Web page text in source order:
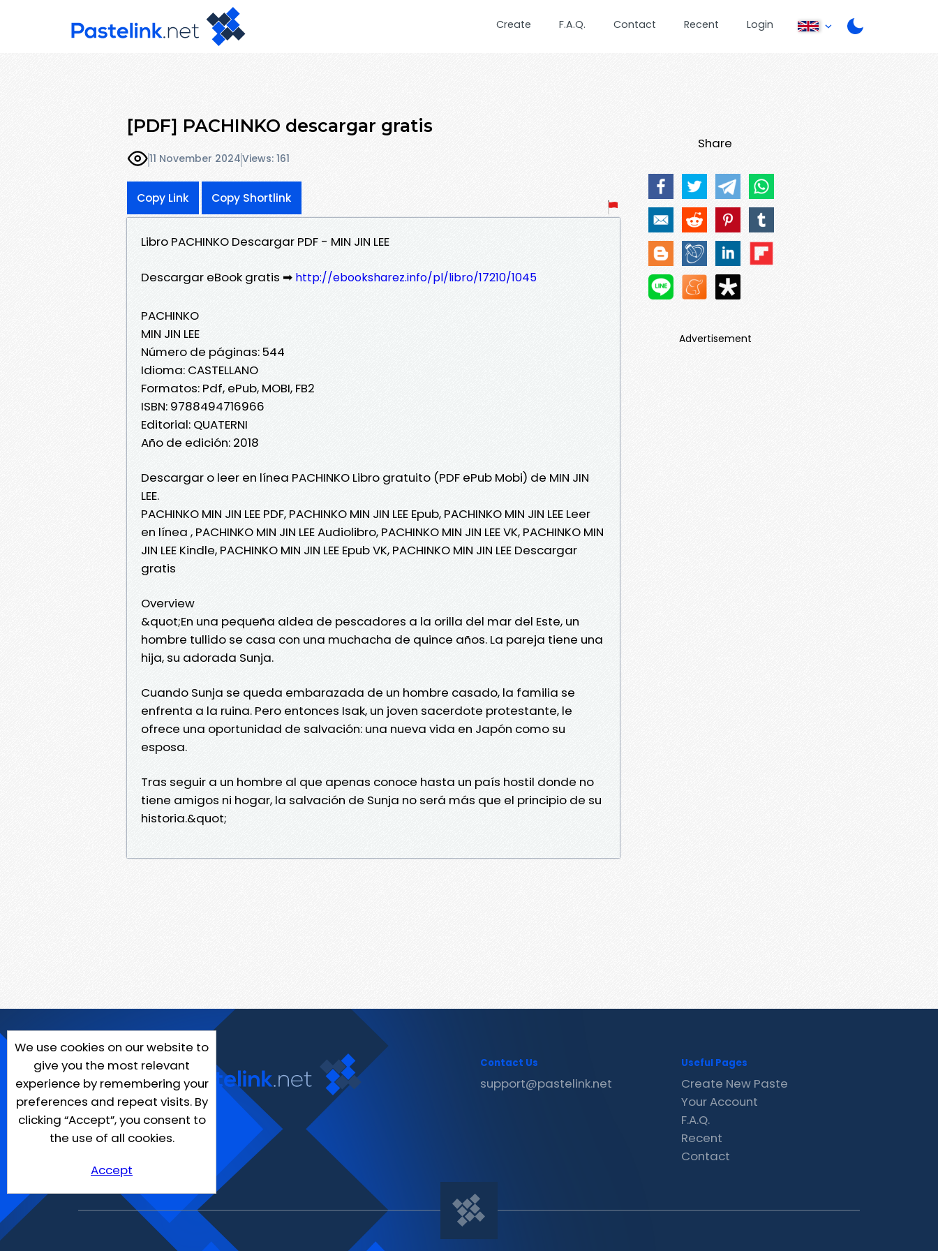
Create F.A.Q. Contact Recent Login
[PDF] PACHINKO descargar gratis
11 November 2024Views: 161
Copy Link Copy Shortlink
Libro PACHINKO Descargar PDF - MIN JIN LEE
Descargar eBook gratis ➡ http://ebooksharez.info/pl/libro/17210/1045
PACHINKO
MIN JIN LEE
Número de páginas: 544
Idioma: CASTELLANO
Formatos: Pdf, ePub, MOBI, FB2
ISBN: 9788494716966
Editorial: QUATERNI
Año de edición: 2018
Descargar o leer en línea PACHINKO Libro gratuito (PDF ePub Mobi) de MIN JIN
LEE.
PACHINKO MIN JIN LEE PDF, PACHINKO MIN JIN LEE Epub, PACHINKO MIN JIN LEE Leer
en línea , PACHINKO MIN JIN LEE Audiolibro, PACHINKO MIN JIN LEE VK, PACHINKO MIN
JIN LEE Kindle, PACHINKO MIN JIN LEE Epub VK, PACHINKO MIN JIN LEE Descargar
gratis
Overview
&quot;En una pequeña aldea de pescadores a la orilla del mar del Este, un
hombre tullido se casa con una muchacha de quince años. La pareja tiene una
hija, su adorada Sunja.
Cuando Sunja se queda embarazada de un hombre casado, la familia se
enfrenta a la ruina. Pero entonces Isak, un joven sacerdote protestante, le
ofrece una oportunidad de salvación: una nueva vida en Japón como su
esposa.
Tras seguir a un hombre al que apenas conoce hasta un país hostil donde no
tiene amigos ni hogar, la salvación de Sunja no será más que el principio de su
historia.&quot;
Share
Advertisement
We use cookies on our website to
give you the most relevant
experience by remembering your
preferences and repeat visits. By
clicking “Accept”, you consent to
the use of all cookies.
Accept
Contact Us
support@pastelink.net
Useful Pages
Create New Paste
Your Account
F.A.Q.
Recent
Contact